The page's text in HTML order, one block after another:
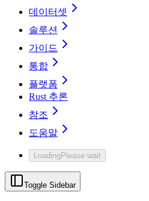
데이터셋
솔루션
가이드
통합
플랫폼
Rust 추론
참조
도움말
LoadingPlease wait
Toggle Sidebar